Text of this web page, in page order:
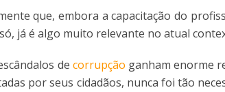
que, embora a capacitação do
já é algo muito relevante no atual
de corrupção ganham enorme
por seus cidadãos, nunca foi tão